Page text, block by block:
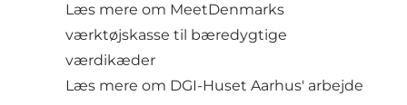
Læs mere om MeetDenmarks
værktøjskasse til bæredygtige
værdikæder
Læs mere om DGI-Huset Aarhus' arbejde